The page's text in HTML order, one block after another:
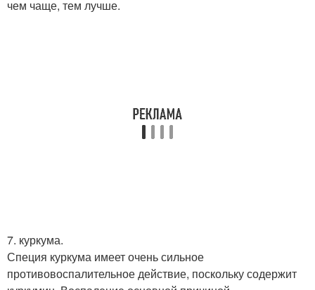
чем чаще, тем лучше.
7. куркума.
Специя куркума имеет очень сильное
противовоспалительное действие, поскольку содержит